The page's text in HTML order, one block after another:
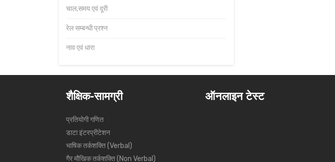
चाल,समय एवं दूरी
रेल सम्बन्धी प्रश्न
नाव एवं धारा
शैक्षिक-सामग्री
प्रतियोगी गणित
डाटा इंटरप्रीटेशन
भाषिक तर्कशक्ति (Verbal)
गैर मौखिक तर्कशक्ति (Non Verbal)
ऑनलाइन टेस्ट